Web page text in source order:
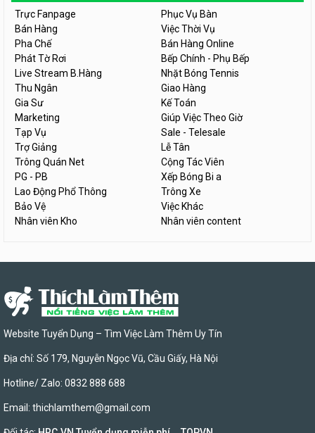
Trực Fanpage
Phục Vụ Bàn
Bán Hàng
Việc Thời Vụ
Pha Chế
Bán Hàng Online
Phát Tờ Rơi
Bếp Chính - Phụ Bếp
Live Stream B.Hàng
Nhặt Bóng Tennis
Thu Ngân
Giao Hàng
Gia Sư
Kế Toán
Marketing
Giúp Việc Theo Giờ
Tạp Vụ
Sale - Telesale
Trợ Giảng
Lễ Tân
Trông Quán Net
Cộng Tác Viên
PG - PB
Xếp Bóng Bi a
Lao Động Phổ Thông
Trông Xe
Bảo Vệ
Việc Khác
Nhân viên Kho
Nhân viên content
Website Tuyển Dụng – Tìm Việc Làm Thêm Uy Tín
Địa chỉ: Số 179, Nguyễn Ngọc Vũ, Cầu Giấy, Hà Nội
Hotline/ Zalo: 0832 888 688
Email: thichlamthem@gmail.com